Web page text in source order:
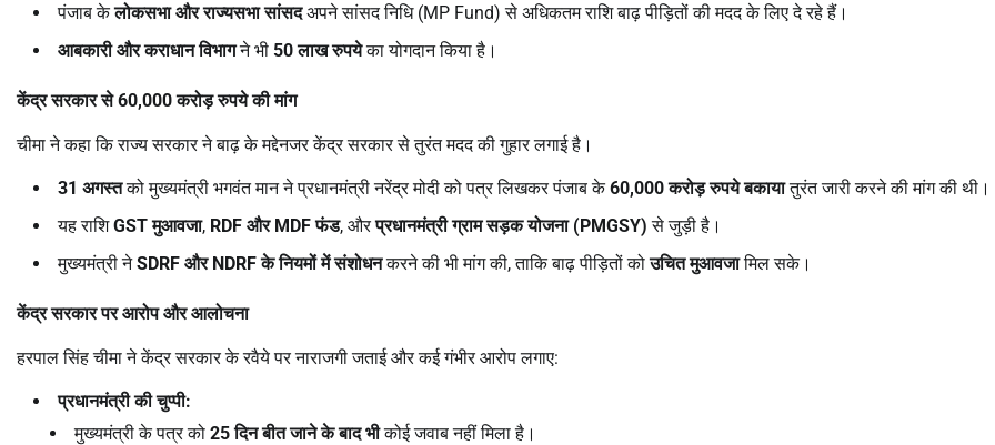
पंजाब केलोकसभा और राज्यसभा सांसदअपने सांसद निधि (MP Fund) से अधिकतम राशि बाढ़ पीड़ितों की मदद के लिए दे रहे हैं।
आबकारी और कराधान विभागने भी 50लाख रुपयेका योगदान किया है।
केंद्र सरकार से60,000करोड़ रुपये की मांग
चीमा ने कहा कि राज्य सरकार ने बाढ़ के मद्देनजर केंद्र सरकार से तुरंत मदद की गुहार लगाई है।
31 अगस्तको मुख्यमंत्री भगवंत मान ने प्रधानमंत्री नरेंद्र मोदी को पत्र लिखकर पंजाब के60,000करोड़ रुपये बकायातुरंत जारी करने की मांग की थी।
यह राशिGSTमुआवजा, RDF और MDFफंड, औरप्रधानमंत्री ग्राम सड़क योजना (PMGSY) से जुड़ी है।
मुख्यमंत्री नेSDRF और NDRFके नियमों में संशोधनकरने की भी मांग की, ताकि बाढ़ पीड़ितों कोउचित मुआवजामिल सके।
केंद्र सरकार पर आरोप और आलोचना
हरपाल सिंह चीमा ने केंद्र सरकार के रवैये पर नाराजगी जताई और कई गंभीर आरोप लगाए:
प्रधानमंत्री की चुप्पी:
मुख्यमंत्री के पत्र को 25दिन बीत जाने के बाद भीकोई जवाब नहीं मिला है।